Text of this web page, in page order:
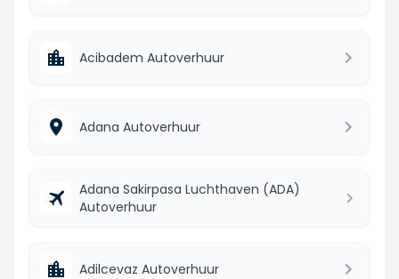
Acibadem Autoverhuur
Adana Autoverhuur
Adana Sakirpasa Luchthaven (ADA)
Autoverhuur
Adilcevaz Autoverhuur